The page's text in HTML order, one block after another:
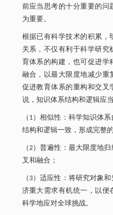
前应当思考的十分重要的问
为重要。
根据已有科学技术的积累，
关系，不仅有利于科学研究
育体系的构建，也可促进学
融合，以最大限度地减少重
促进教育体系的重构和交叉
说，知识体系结构和逻辑应
（1）相似性：科学知识体
结构和逻辑一致，形成完整
（2）普遍性：最大限度地
叉和融合；
（3）适应性：将研究对象
济重大需求有机统一，以便
科学地应对全球挑战。